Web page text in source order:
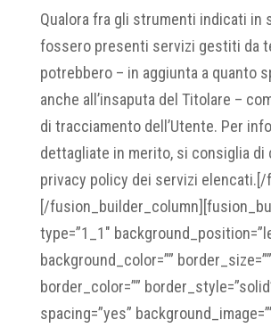
Qualora fra gli strumenti indicati in
fossero presenti servizi gestiti da
potrebbero – in aggiunta a quanto
anche all’insaputa del Titolare –
di tracciamento dell’Utente. Per
dettagliate in merito, si consiglia di
privacy policy dei servizi
[/
type=”1_1″
background_color=”” border_size=””
border_color=””
spacing=”yes”